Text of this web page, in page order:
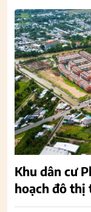
Khu dân cư
hoạch đô